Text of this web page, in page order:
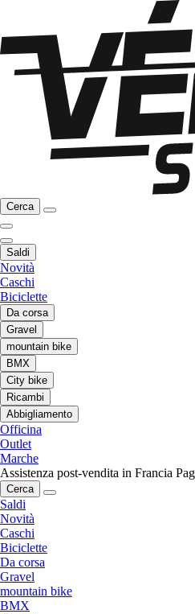
Cerca
Saldi
Novità
Caschi
Biciclette
Da corsa
Gravel
mountain bike
BMX
City bike
Ricambi
Abbigliamento
Officina
Outlet
Marche
Assistenza post-vendita in Francia
Cerca
Saldi
Novità
Caschi
Biciclette
Da corsa
Gravel
mountain bike
BMX